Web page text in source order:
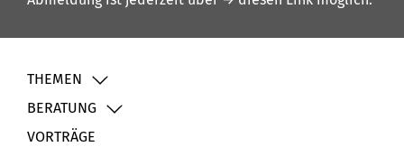
THEMEN
BERATUNG
VORTRÄGE